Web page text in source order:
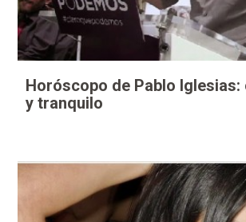
Horóscopo de Pablo
y tranquilo